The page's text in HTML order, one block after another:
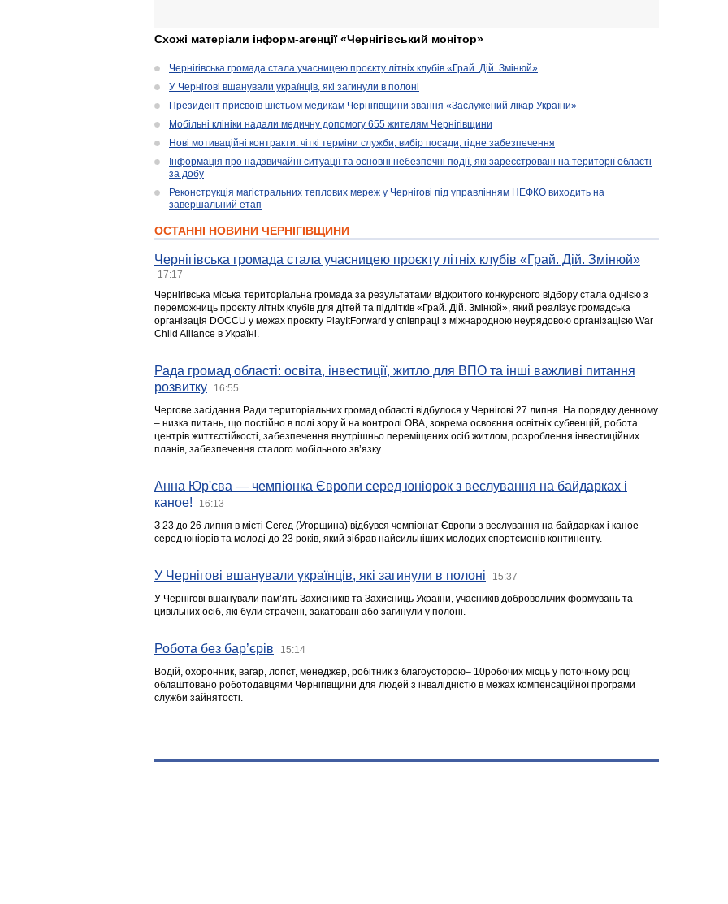
Схожі матеріали інформ-агенції «Чернігівський монітор»
Чернігівська громада стала учасницею проєкту літніх клубів «Грай. Дій. Змінюй»
У Чернігові вшанували українців, які загинули в полоні
Президент присвоїв шістьом медикам Чернігівщини звання «Заслужений лікар України»
Мобільні клініки надали медичну допомогу 655 жителям Чернігівщини
Нові мотиваційні контракти: чіткі терміни служби, вибір посади, гідне забезпечення
Інформація про надзвичайні ситуації та основні небезпечні події, які зареєстровані на території області
за добу
Реконструкція магістральних теплових мереж у Чернігові під управлінням НЕФКО виходить на
завершальний етап
ОСТАННІ НОВИНИ ЧЕРНІГІВЩИНИ
Чернігівська громада стала учасницею проєкту літніх клубів «Грай. Дій. Змінюй»
17:17
Чернігівська міська територіальна громада за результатами відкритого конкурсного відбору стала однією з
переможниць проєкту літніх клубів для дітей та підлітків «Грай. Дій. Змінюй», який реалізує громадська
організація DOCCU у межах проєкту PlayItForward у співпраці з міжнародною неурядовою організацією War
Child Alliance в Україні.
Рада громад області: освіта, інвестиції, житло для ВПО та інші важливі питання
розвитку
16:55
Чергове засідання Ради територіальних громад області відбулося у Чернігові 27 липня. На порядку денному
– низка питань, що постійно в полі зору й на контролі ОВА, зокрема освоєння освітніх субвенцій, робота
центрів життєстійкості, забезпечення внутрішньо переміщених осіб житлом, розроблення інвестиційних
планів, забезпечення сталого мобільного зв’язку.
Анна Юр'єва — чемпіонка Європи серед юніорок з веслування на байдарках і
каное!
16:13
З 23 до 26 липня в місті Сегед (Угорщина) відбувся чемпіонат Європи з веслування на байдарках і каное
серед юніорів та молоді до 23 років, який зібрав найсильніших молодих спортсменів континенту.
У Чернігові вшанували українців, які загинули в полоні 15:37
У Чернігові вшанували пам’ять Захисників та Захисниць України, учасників добровольчих формувань та
цивільних осіб, які були страчені, закатовані або загинули у полоні.
Робота без бар’єрів 15:14
Водій, охоронник, вагар, логіст, менеджер, робітник з благоусторою– 10робочих місць у поточному році
облаштовано роботодавцями Чернігівщини для людей з інвалідністю в межах компенсаційної програми
служби зайнятості.